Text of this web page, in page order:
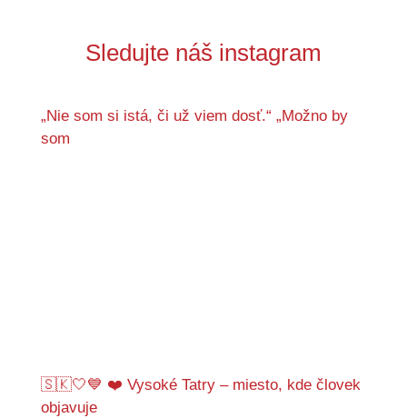
Sledujte náš instagram
„Nie som si istá, či už viem dosť.“ „Možno by
som
🇸🇰🤍💙 ❤️ Vysoké Tatry – miesto, kde človek
objavuje